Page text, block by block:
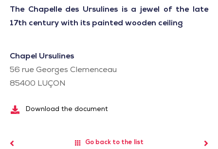
The Chapelle des Ursulines is a jewel of the late
17th century with its painted wooden ceiling
Chapel Ursulines
56 rue Georges Clemenceau
85400 LUÇON
Download the document
Go back to the list